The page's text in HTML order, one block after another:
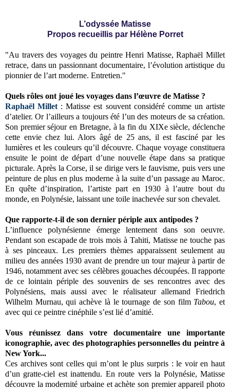
L’odyssée Matisse
Propos recueillis par Hélène Porret
"Au travers des voyages du peintre Henri Matisse, Raphaël Millet
retrace, dans un passionnant documentaire, l’évolution artistique du
pionnier de l’art moderne. Entretien."
Quels rôles ont joué les voyages dans l’œuvre de Matisse ?
Raphaël Millet : Matisse est souvent considéré comme un artiste
d’atelier. Or l’ailleurs a toujours été l’un des moteurs de sa création.
Son premier séjour en Bretagne, à la fin du XIXe siècle, déclenche
cette envie chez lui. Alors âgé de 25 ans, il est fasciné par les
lumières et les couleurs qu’il découvre. Chaque voyage constituera
ensuite le point de départ d’une nouvelle étape dans sa pratique
picturale. Après la Corse, il se dirige vers le fauvisme, puis vers une
peinture de plus en plus moderne à la suite d’un passage au Maroc.
En quête d’inspiration, l’artiste part en 1930 à l’autre bout du
monde, en Polynésie, laissant une toile inachevée sur son chevalet.
Que rapporte-t-il de son dernier périple aux antipodes ?
L’influence polynésienne émerge lentement dans son oeuvre.
Pendant son escapade de trois mois à Tahiti, Matisse ne touche pas
à ses pinceaux. Les premiers thèmes apparaissent seulement au
milieu des années 1930 avant de prendre un tour majeur à partir de
1946, notamment avec ses célèbres gouaches découpées. Il rapporte
de ce lointain périple des souvenirs de ses rencontres avec des
Polynésiens, mais aussi avec le réalisateur allemand Friedrich
Wilhelm Murnau, qui achève là le tournage de son film Tabou, et
avec qui ce peintre cinéphile s’est lié d’amitié.
Vous réunissez dans votre documentaire une importante
iconographie, avec des photographies personnelles du peintre à
New York...
Ces archives sont celles qui m’ont le plus surpris : le voir en haut
d’un gratte-ciel est inattendu. En route vers la Polynésie, Matisse
découvre la modernité urbaine et achète son premier appareil photo